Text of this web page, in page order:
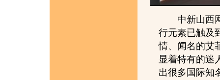
中新山西网
行元素已触及
情、闻名的艾
显着特有的迷
出很多国际知